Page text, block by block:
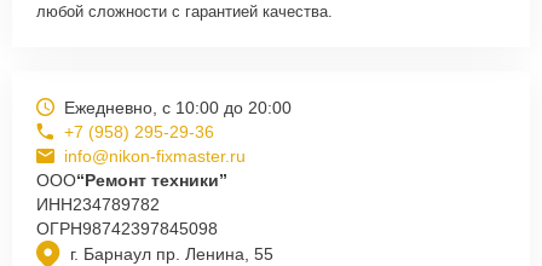
любой сложности с гарантией качества.
г. Барнаул пр. Ленина, 55
Ежедневно, с 10:00 до 20:00
+7 (958) 295-29-36
info@nikon-fixmaster.ru
ООО“Ремонт техники”
ИНН234789782
ОГРН98742397845098